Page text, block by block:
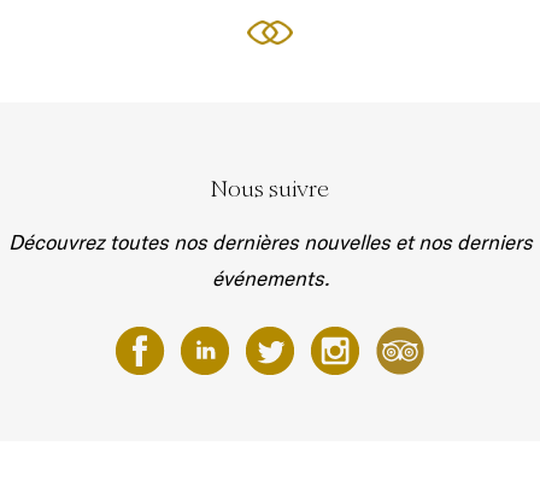
Nous suivre
Découvrez toutes nos dernières nouvelles et nos derniers
événements.